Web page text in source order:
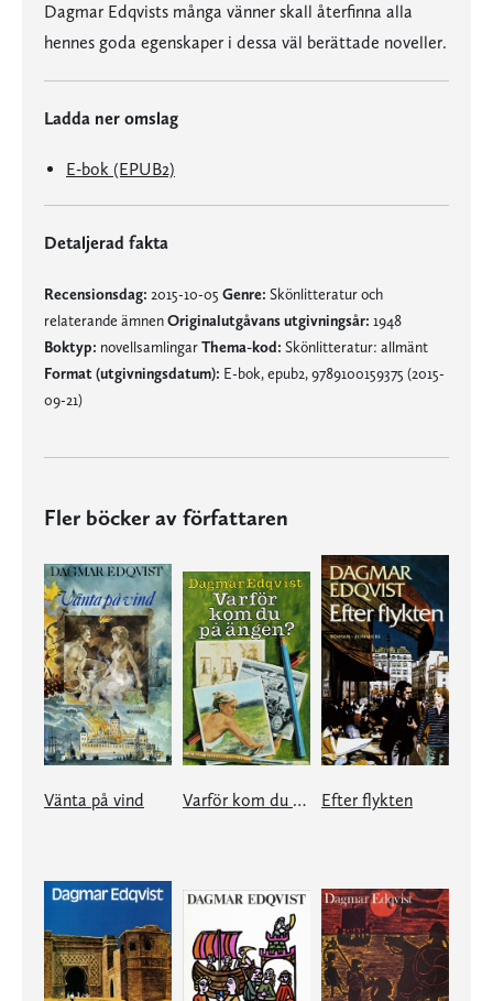
Dagmar Edqvists många vänner skall återfinna alla
hennes goda egenskaper i dessa väl berättade noveller.
Ladda ner omslag
E-bok (EPUB2)
Detaljerad fakta
Recensionsdag: 2015-10-05 Genre: Skönlitteratur och
relaterande ämnenOriginalutgåvans utgivningsår: 1948
Boktyp: novellsamlingarThema-kod: Skönlitteratur: allmänt
Format (utgivningsdatum): E-bok, epub2, 9789100159375 (2015-
09-21)
Fler böcker av författaren
Vänta på vind Varför kom du på ängen? Efter flykten